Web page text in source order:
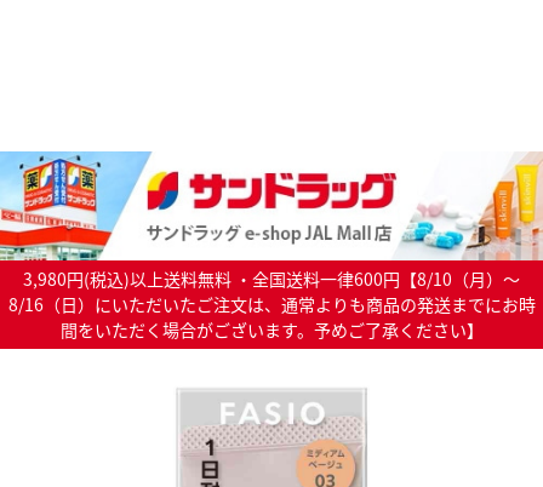
3,980円(税込)以上送料無料 ・全国送料一律600円【8/10（月）～
8/16（日）にいただいたご注文は、通常よりも商品の発送までにお時
間をいただく場合がございます。予めご了承ください】